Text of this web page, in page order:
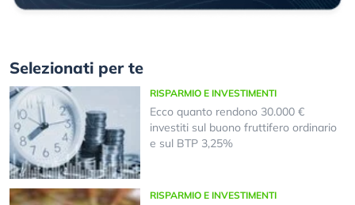
Selezionati per te
RISPARMIO E INVESTIMENTI
Ecco quanto rendono 30.000 €
investiti sul buono fruttifero ordinario
e sul BTP 3,25%
RISPARMIO E INVESTIMENTI